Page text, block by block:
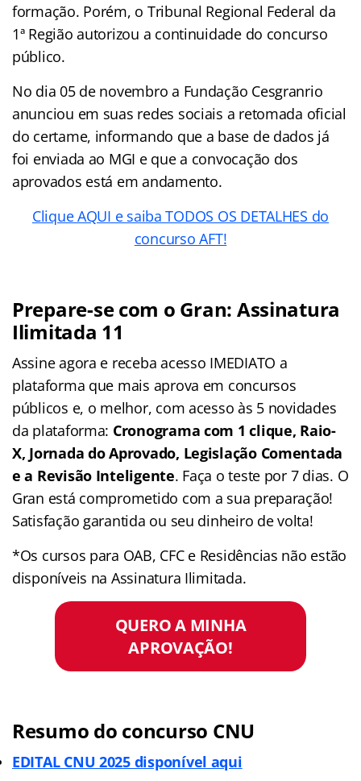
formação. Porém, o Tribunal Regional Federal da
1ª Região autorizou a continuidade do concurso
público.
No dia 05 de novembro a Fundação Cesgranrio
anunciou em suas redes sociais a retomada oficial
do certame, informando que a base de dados já
foi enviada ao MGI e que a convocação dos
aprovados está em andamento.
Clique AQUI e saiba TODOS OS DETALHES do
concurso AFT!
Prepare-se com o Gran: Assinatura
Ilimitada 11
Assine agora e receba acesso IMEDIATO a
plataforma que mais aprova em concursos
públicos e, o melhor, com acesso às 5 novidades
da plataforma: Cronograma com 1 clique, Raio-
X, Jornada do Aprovado, Legislação Comentada
e a Revisão Inteligente. Faça o teste por 7 dias. O
Gran está comprometido com a sua preparação!
Satisfação garantida ou seu dinheiro de volta!
*Os cursos para OAB, CFC e Residências não estão
disponíveis na Assinatura Ilimitada.
QUERO A MINHA
APROVAÇÃO!
Resumo do concurso CNU
EDITAL CNU 2025 disponível aqui